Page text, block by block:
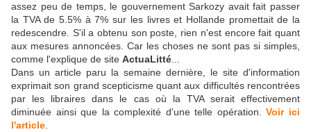
assez peu de temps, le gouvernement Sarkozy avait fait passer
la TVA de 5.5% à 7% sur les livres et Hollande promettait de la
redescendre. S'il a obtenu son poste, rien n'est encore fait quant
aux mesures annoncées. Car les choses ne sont pas si simples,
comme l'explique de site ActuaLitté
Dans un article paru la semaine dernière, le site d'information
exprimait son grand scepticisme quant aux difficultés rencontrées
par les libraires dans le cas où la TVA serait effectivement
diminuée ainsi que la complexité d'une telle opération.Voir ici
l'article